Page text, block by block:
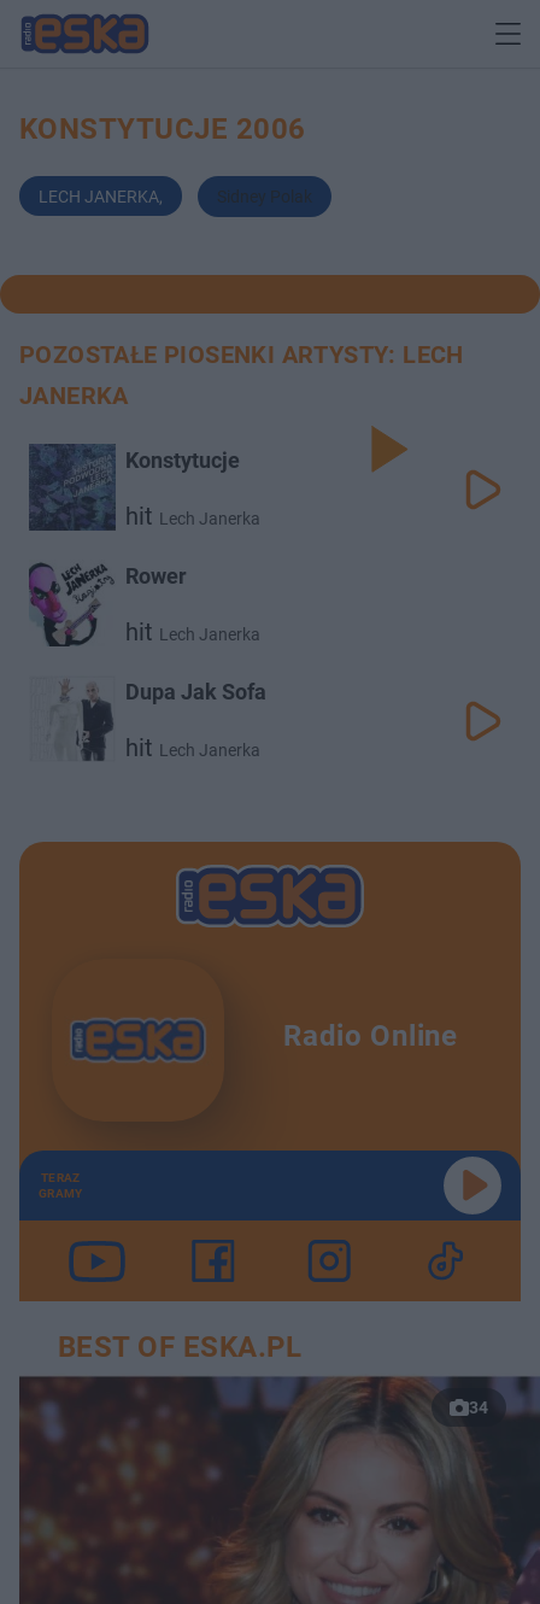
KONSTYTUCJE 2006
LECH JANERKA, Sidney Polak
POZOSTAŁE PIOSENKI ARTYSTY: LECH
JANERKA
Konstytucje
hit Lech Janerka
Rower
hit Lech Janerka
Dupa Jak Sofa
hit Lech Janerka
Radio Online
TERAZ
GRAMY
BEST OF ESKA.PL
34